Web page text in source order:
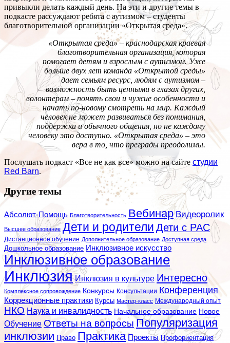
привыкли делать каждый день. На эти и другие темы в
подкасте рассуждают ребята с аутизмом – студенты
благотворительной организации «Открытая среда».
«Открытая среда» – краснодарская краевая
благотворительная организация, которая
помогает детям и взрослым с аутизмом. Уже
больше двух лет команда «Открытой среды»
дает семьям ресурс, людям с аутизмом –
возможность быть ценными в глазах других,
волонтерам – понять свои и чужие особенности и
начать по-новому смотреть на мир. Каждый
человек не может развиваться без понимания,
поддержки и обычного общения, но не каждому
человеку это доступно. «Открытая среда» – это
вера в то, что преграды преодолимы.
Послушать подкаст «Все не как все» можно на сайте студии
Red Barn.
Другие темы
Абсолют-Помощь Благотворительность Вебинар Видеоролик
Высшее образование Дети и родители Дети с РАС
Дистанционное обучение Дополнительное образование Доступная среда
Дошкольное образование Инклюзивное искусство
Инклюзивное образование
Инклюзия Инклюзия в культуре Интересно
Комплексное сопровождение Конкурсы Консультации Конференция
Коррекционные практики Курсы Мастер-класс Международный опыт
НКО Наука и инвалидность Начальное образование Новое
Обучение Ответы на вопросы Популяризация
инклюзии Право Практика Проекты Профориентация